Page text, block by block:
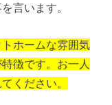
言います。
ホームな雰囲気
徴です。お一人
ください。